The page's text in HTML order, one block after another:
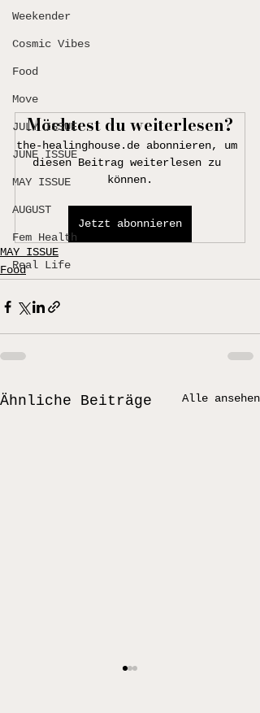
Weekender
Cosmic Vibes
Food
Move
JULY ISSUE
JUNE ISSUE
MAY ISSUE
AUGUST
Fem Health
Real Life
Möchtest du weiterlesen?
the-healinghouse.de abonnieren, um
diesen Beitrag weiterlesen zu
können.
Jetzt abonnieren
MAY ISSUE
Food
Ähnliche Beiträge Alle ansehen